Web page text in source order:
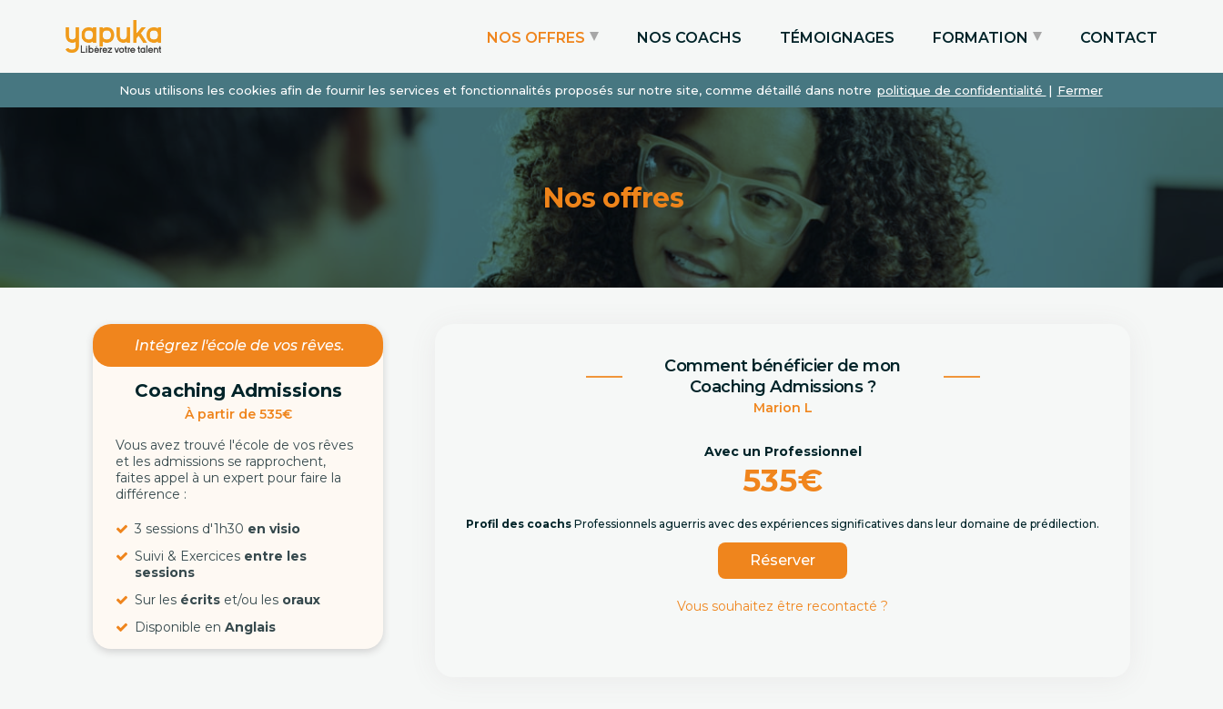
Nous utilisons les cookies afin de fournir les services et fonctionnalités proposés sur notre site, comme détaillé dans notre politique de confidentialité | Fermer
NOS OFFRES
Coaching Express
Coaching Admissions
Coaching Sur-mesure
NOS COACHS TÉMOIGNAGES FORMATION
Particuliers via le CPF
Etudiants
Entreprises
CONTACT
Nos offres
Intégrez l'école de vos rêves.
Coaching Admissions
À partir de 535€
Vous avez trouvé l'école de vos rêves
et les admissions se rapprochent,
faites appel à un expert pour faire la
différence :
3 sessions d'1h30 en visio
Suivi & Exercices entre les
sessions
Sur les écrits et/ou les oraux
Disponible en Anglais
Comment bénéficier de mon
Coaching Admissions ?
Marion L
Avec un Professionnel
535€
Profil des coachsProfessionnels aguerris avec des expériences significatives dans leur domaine de prédilection.
Réserver
Vous souhaitez être recontacté ?